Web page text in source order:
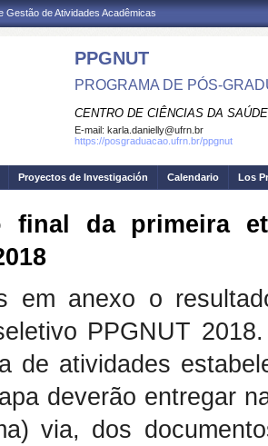
Gestão de Atividades Acadêmicas
PPGNUT
PROGRAMA DE PÓS-
CENTRO DE CIÊNCIAS DA SAÚDE
E-mail: karla.danielly@ufrn.br
https://posgraduacao.ufrn.br/ppgnut
Proyectos de Investigación Calendario Los
final da primeira
em anexo o
PPGNUT
de atividades
deverão entregar
via, dos